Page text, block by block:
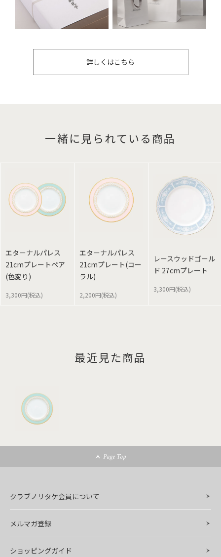
詳しくはこちら
一緒に見られている商品
エターナルパレス
21cmプレートペア
(色変り)
3,300円(税込)
エターナルパレス
21cmプレート(コー
ラル)
2,200円(税込)
レースウッドゴール
ド 27cmプレート
3,300円(税込)
最近見た商品
Page Top
クラブノリタケ会員について
メルマガ登録
ショッピングガイド